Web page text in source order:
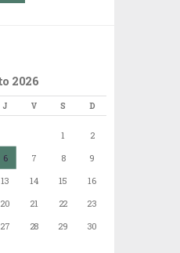
2026
J V S D
1
2
6 7 8
9
13 14 15
16
20 21 22
23
27 28 29
30